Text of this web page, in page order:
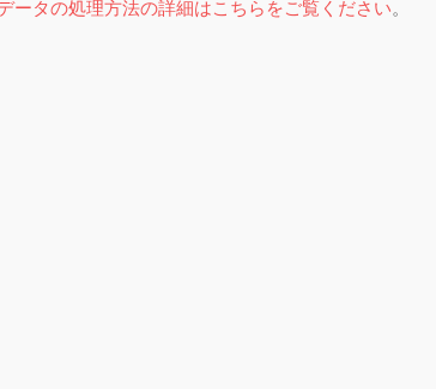
ータの処理方法の詳細はこちらをご覧ください。